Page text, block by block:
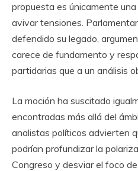
propuesta es únicamente
avivar tensiones.
defendido su legado,
carece de fundamento y
partidarias que a un análisis
La moción ha suscitado
encontradas más allá del
analistas políticos advierten
podrían profundizar la
Congreso y desviar el foco